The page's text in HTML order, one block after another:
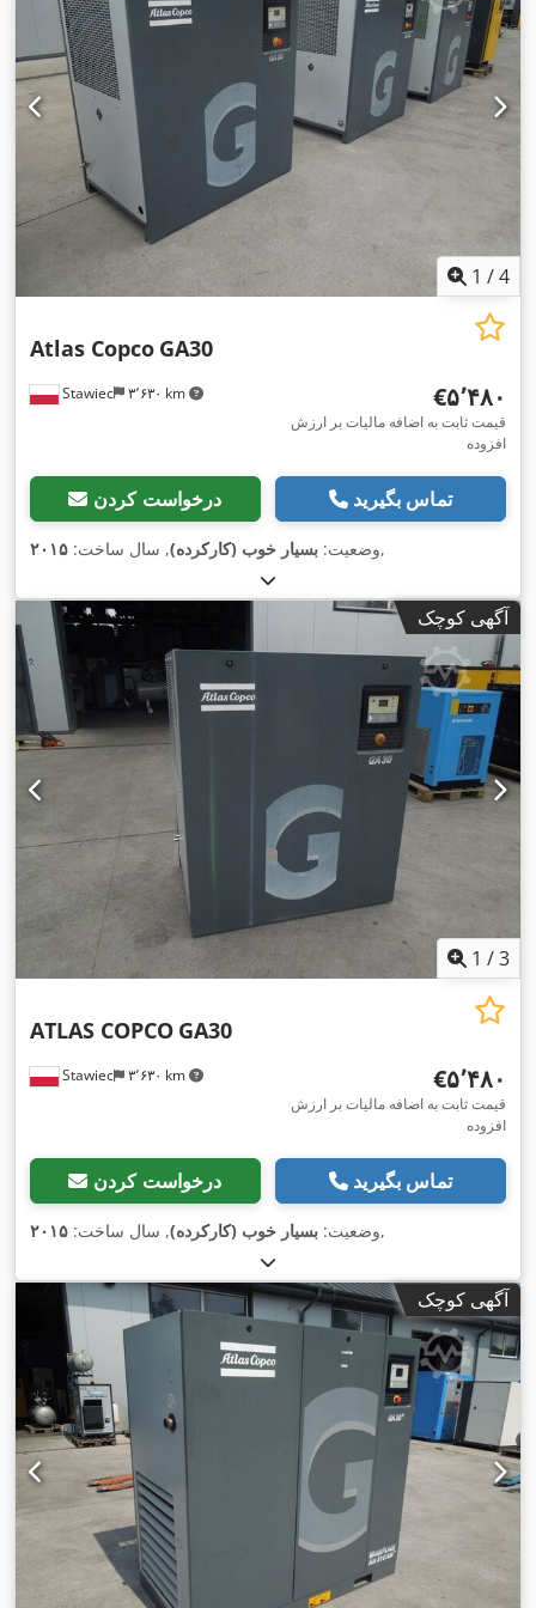
1 /4
Stawiec ۳٬۶۳۰ km
Atlas Copco GA30
‎€۵٬۴۸۰
قیمت ثابت به اضافه مالیات بر ارزش
افزوده
درخواست کردن تماس بگیرید
وضعیت: بسیار خوب (کارکرده), سال ساخت: ۲۰۱۵ ,
آگهی کوچک
1 /3
Stawiec ۳٬۶۳۰ km
ATLAS COPCO GA30
‎€۵٬۴۸۰
قیمت ثابت به اضافه مالیات بر ارزش
افزوده
درخواست کردن تماس بگیرید
وضعیت: بسیار خوب (کارکرده), سال ساخت: ۲۰۱۵ ,
آگهی کوچک